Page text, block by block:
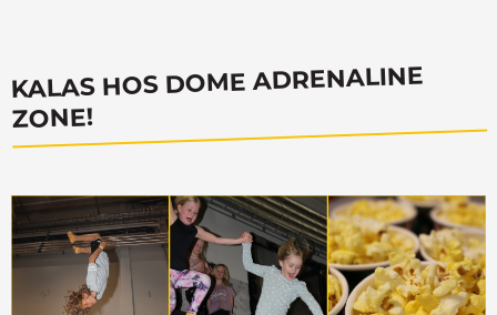
KALAS HOS DOME ADRENALINE
ZONE!